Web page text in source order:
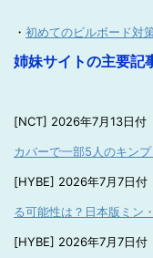
・ 初めてのビルボード対
姉妹サイトの主要記
[NCT] 2026年7月13日付
カバーで一部5人のキン
[HYBE] 2026年7月7日付
る可能性は？日本版ミン
[HYBE] 2026年7月7日付